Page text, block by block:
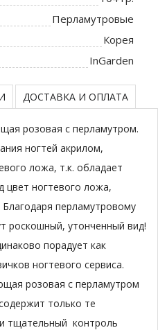
Перламутровые
Корея
InGarden
ДОСТАВКА И ОПЛАТА
розовая с перламутром.
ногтей акрилом,
ложа, т.к. обладает
ногтевого ложа,
перламутровому
роскошный, утонченный вид!
порадует как
ногтевого сервиса.
розовая с перламутром
только те
тщательный контроль